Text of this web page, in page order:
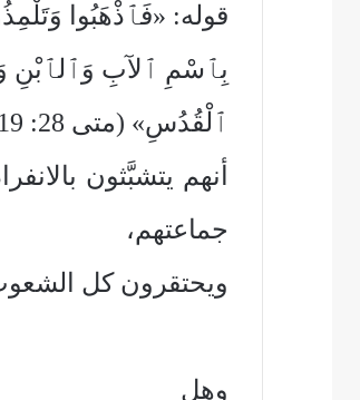
قوله: «فَٱذْهَبُوا
بِٱسْمِ ٱلآبِ وَٱلٱبْنِ
ٱلْقُدُسِ» (متى 28: 19). معلومٌ ما هو تعليم اليهود ومشربهم منذ القديم، في
أنهم يتشبَّثون
جماعتهم،
ويحتقرون كل
وهل